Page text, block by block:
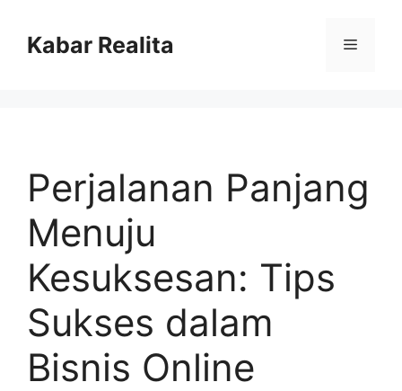
contentKabar Realita Menu
Perjalanan Panjang
Menuju
Kesuksesan: Tips
Sukses dalam
Bisnis Online